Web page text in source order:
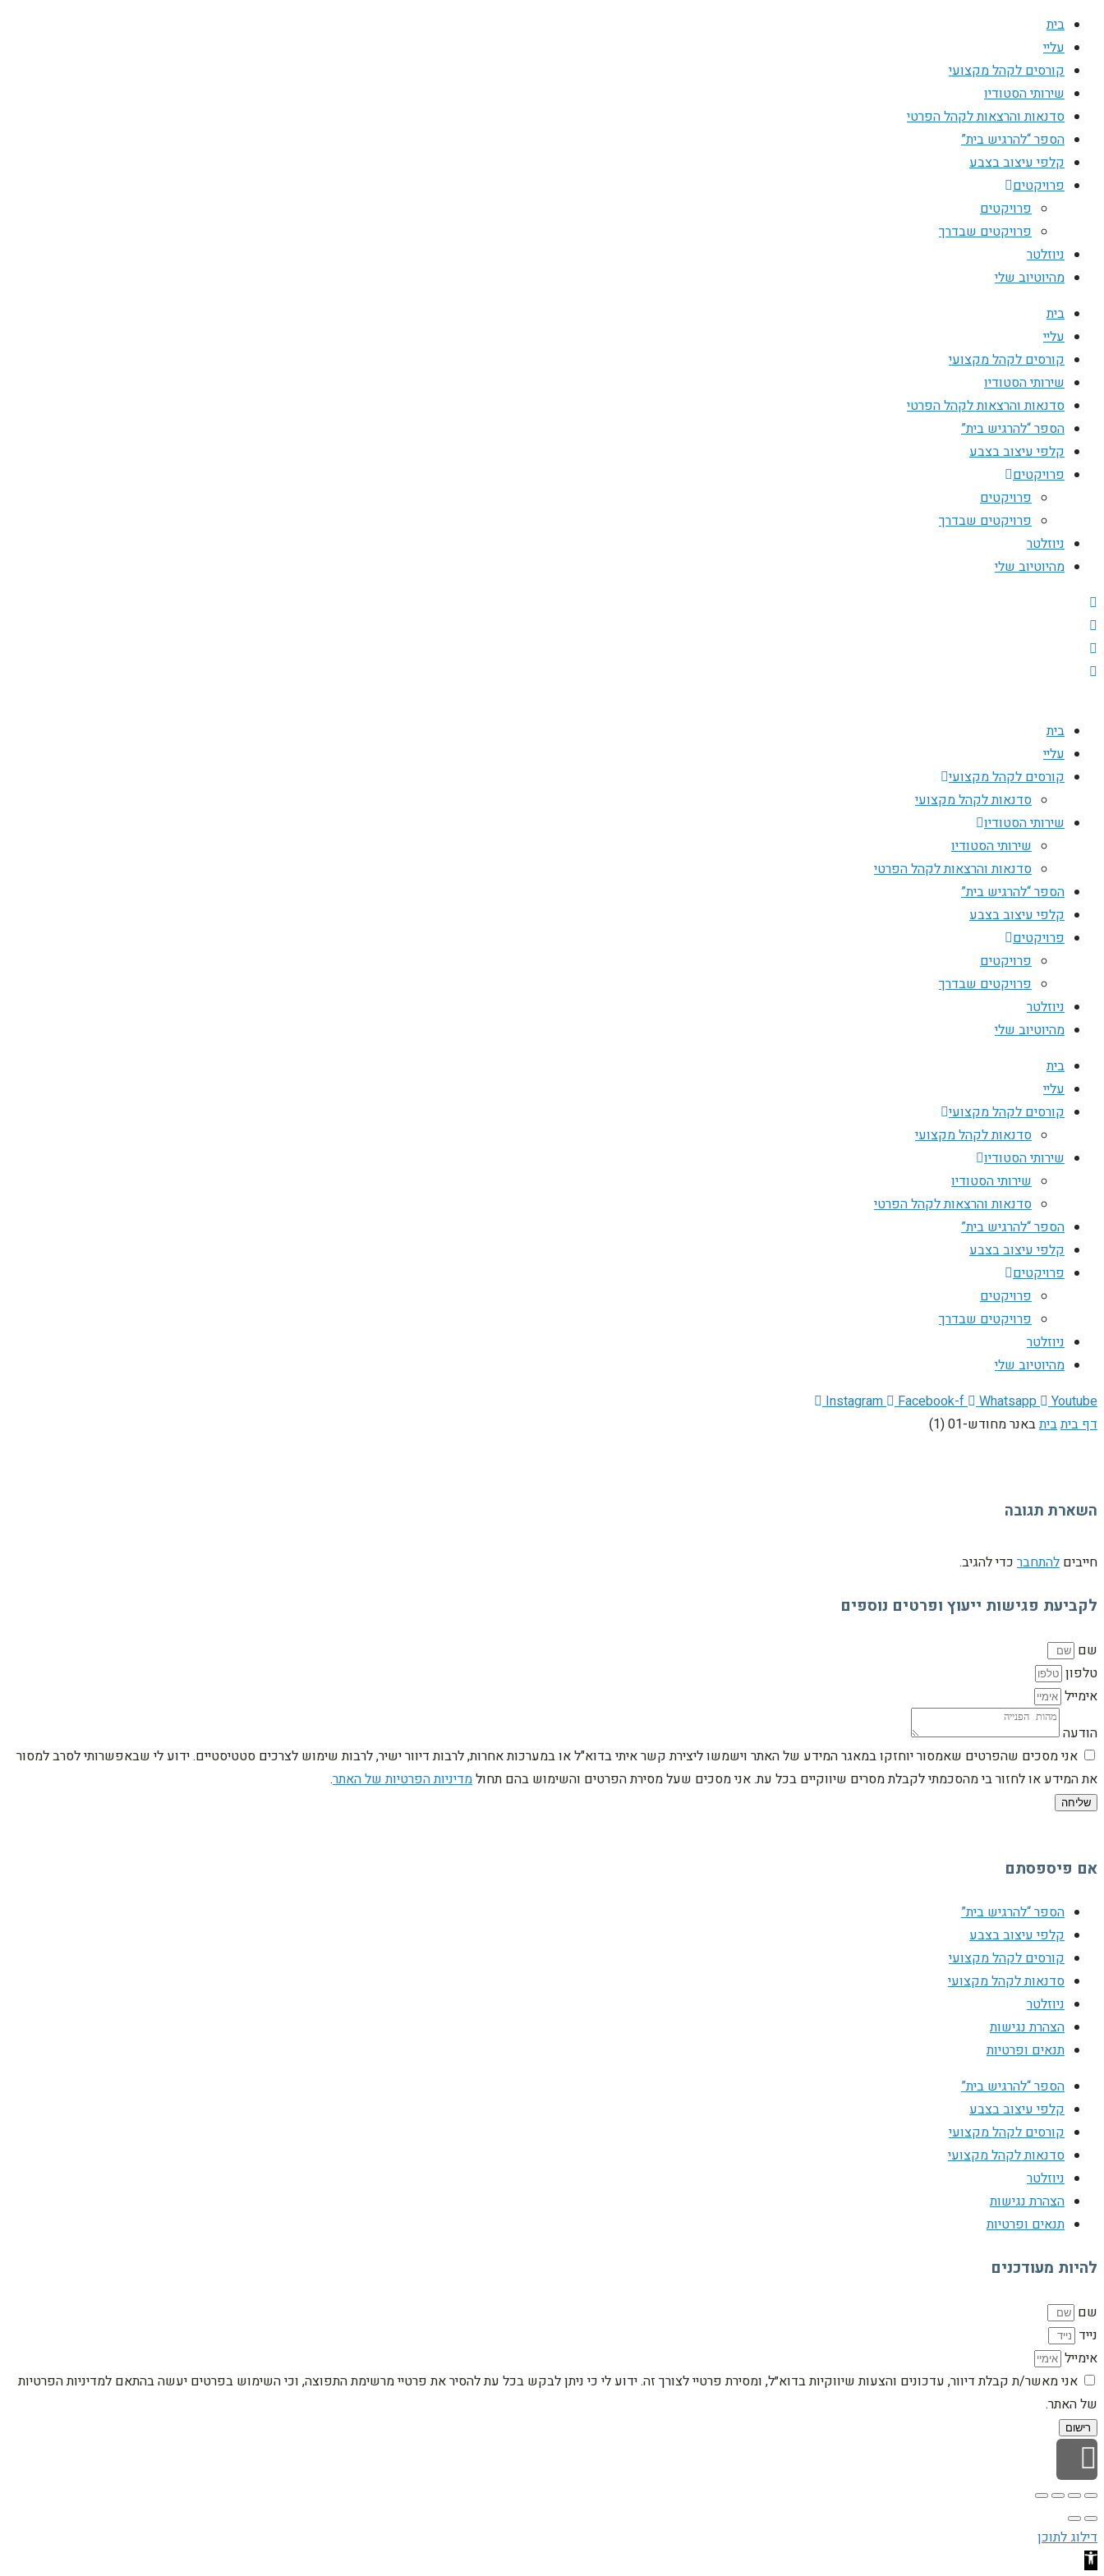
בית
עליי
קורסים לקהל מקצועי
שירותי הסטודיו
סדנאות והרצאות לקהל הפרטי
הספר “להרגיש בית”
קלפי עיצוב בצבע
פרויקטים
פרויקטים
פרויקטים שבדרך
ניוזלטר
מהיוטיוב שלי
בית
עליי
קורסים לקהל מקצועי
שירותי הסטודיו
סדנאות והרצאות לקהל הפרטי
הספר “להרגיש בית”
קלפי עיצוב בצבע
פרויקטים
פרויקטים
פרויקטים שבדרך
ניוזלטר
מהיוטיוב שלי
בית
עליי
קורסים לקהל מקצועי
סדנאות לקהל מקצועי
שירותי הסטודיו
שירותי הסטודיו
סדנאות והרצאות לקהל הפרטי
הספר “להרגיש בית”
קלפי עיצוב בצבע
פרויקטים
פרויקטים
פרויקטים שבדרך
ניוזלטר
מהיוטיוב שלי
בית
עליי
קורסים לקהל מקצועי
סדנאות לקהל מקצועי
שירותי הסטודיו
שירותי הסטודיו
סדנאות והרצאות לקהל הפרטי
הספר “להרגיש בית”
קלפי עיצוב בצבע
פרויקטים
פרויקטים
פרויקטים שבדרך
ניוזלטר
מהיוטיוב שלי
Instagram
Facebook-f Whatsapp
Youtube
דף ביתביתבאנר מחודש-01 (1)
השארת תגובה
חייבים להתחבר כדי להגיב.
לקביעת פגישות ייעוץ ופרטים נוספים
שם
טלפון
אימייל
הודעה
אני מסכים שהפרטים שאמסור יוחזקו במאגר המידע של האתר וישמשו ליצירת קשר איתי בדוא"ל או במערכות אחרות, לרבות דיוור ישיר, לרבות שימוש לצרכים סטטיסטיים. ידוע לי שבאפשרותי לסרב למסור
את המידע או לחזור בי מהסכמתי לקבלת מסרים שיווקיים בכל עת. אני מסכים שעל מסירת הפרטים והשימוש בהם תחולמדיניות הפרטיות של האתר.
שליחה
אם פיספסתם
הספר “להרגיש בית”
קלפי עיצוב בצבע
קורסים לקהל מקצועי
סדנאות לקהל מקצועי
ניוזלטר
הצהרת נגישות
תנאים ופרטיות
הספר “להרגיש בית”
קלפי עיצוב בצבע
קורסים לקהל מקצועי
סדנאות לקהל מקצועי
ניוזלטר
הצהרת נגישות
תנאים ופרטיות
להיות מעודכנים
שם
נייד
אימייל
אני מאשר/ת קבלת דיוור, עדכונים והצעות שיווקיות בדוא״ל, ומסירת פרטיי לצורך זה. ידוע לי כי ניתן לבקש בכל עת להסיר את פרטיי מרשימת התפוצה, וכי השימוש בפרטים יעשה בהתאם למדיניות הפרטיות
של האתר.
רישום
גלילה לראש העמוד
דילוג לתוכן
פתח סרגל נגישות